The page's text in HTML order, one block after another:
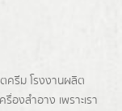
ครีม โรงงานผลิต
ครื่องสำอาง เพราะเรา